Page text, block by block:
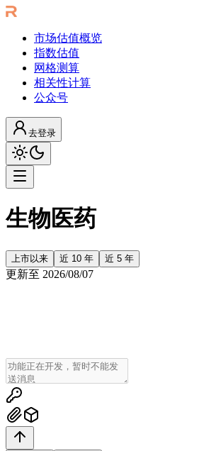
市场估值概览
指数估值
网格测算
相关性计算
公众号
去登录
生物医药
上市以来 近 10 年 近 5 年
更新至 2026/08/07